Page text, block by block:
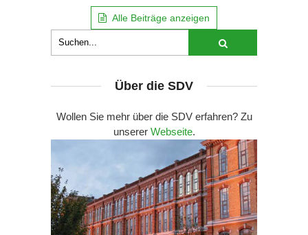
Alle Beiträge anzeigen
Über die SDV
Wollen Sie mehr über die SDV erfahren? Zu
unserer Webseite.